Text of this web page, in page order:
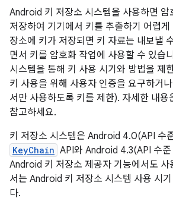
Android 키 저장소 시스템을 사용하면 암
저장하여 기기에서 키를 추출하기 어렵게
장소에 키가 저장되면 키 자료는 내보낼
면서 키를 암호화 작업에 사용할 수 있습
시스템을 통해 키 사용 시기와 방법을 제
키 사용을 위해 사용자 인증을 요구하거
서만 사용하도록 키를 제한). 자세한 내용
참고하세요.
키 저장소 시스템은 Android 4.0(API 수
KeyChain API와 Android 4.3(API 수준
Android 키 저장소 제공자 기능에서도 사
서는 Android 키 저장소 시스템 사용 시
다.